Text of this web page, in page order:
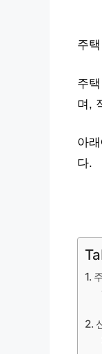
주
주
며,
아
다.